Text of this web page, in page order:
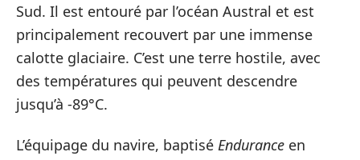
Sud. Il est entouré par l’océan Austral et est
principalement recouvert par une immense
calotte glaciaire. C’est une terre hostile, avec
des températures qui peuvent descendre
jusqu’à -89°C.
L’équipage du navire, baptisé Endurance en